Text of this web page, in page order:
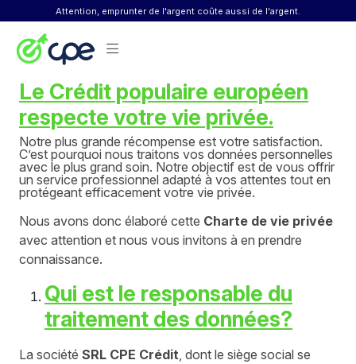
Skip to contentAttention, emprunter de l'argent coûte aussi de l'argent.
Le Crédit populaire européen
respecte votre vie privée.
Notre plus grande récompense est votre satisfaction.
C’est pourquoi nous traitons vos données personnelles
avec le plus grand soin. Notre objectif est de vous offrir
un service professionnel adapté à vos attentes tout en
protégeant efficacement votre vie privée.
Nous avons donc élaboré cette Charte de vie privée
avec attention et nous vous invitons à en prendre
connaissance.
Qui est le responsable du
traitement des données?
La société SRL CPE Crédit, dont le siège social se